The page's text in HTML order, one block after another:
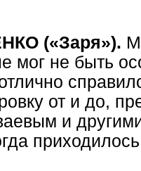
(«Заря»).
мог не быть
от и до,
и